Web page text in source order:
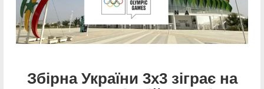
Збірна України 3х3 зіграє на